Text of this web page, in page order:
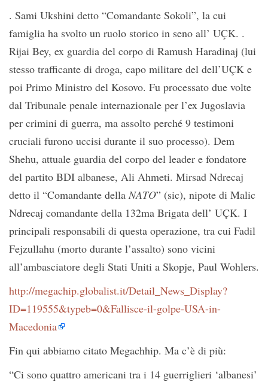
. Sami Ukshini detto “Comandante Sokoli”, la cui
famiglia ha svolto un ruolo storico in seno all’ UÇK. .
Rijai Bey, ex guardia del corpo di Ramush Haradinaj (lui
stesso trafficante di droga, capo militare del dell’UÇK e
poi Primo Ministro del Kosovo. Fu processato due volte
dal Tribunale penale internazionale per l’ex Jugoslavia
per crimini di guerra, ma assolto perché 9 testimoni
cruciali furono uccisi durante il suo processo). Dem
Shehu, attuale guardia del corpo del leader e fondatore
del partito BDI albanese, Ali Ahmeti. Mirsad Ndrecaj
detto il “Comandante della NATO” (sic), nipote di Malic
Ndrecaj comandante della 132ma Brigata dell’ UÇK. I
principali responsabili di questa operazione, tra cui Fadil
Fejzullahu (morto durante l’assalto) sono vicini
all’ambasciatore degli Stati Uniti a Skopje, Paul Wohlers.
http://megachip.globalist.it/Detail_News_Display?
ID=119555&typeb=0&Fallisce-il-golpe-USA-in-
Macedonia
Fin qui abbiamo citato Megachhip. Ma c’è di più:
“Ci sono quattro americani tra i 14 guerriglieri ‘albanesi’